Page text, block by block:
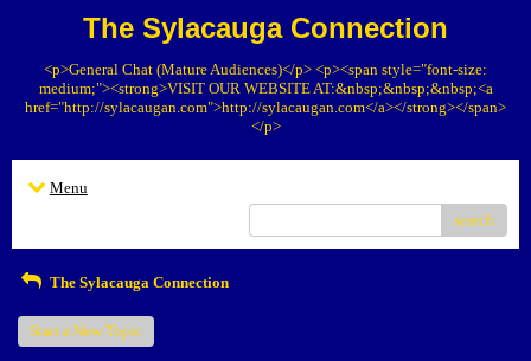
The Sylacauga Connection
<p>General Chat (Mature Audiences)</p> <p><span style="font-size:
medium;"><strong>VISIT OUR WEBSITE AT:&nbsp;&nbsp;&nbsp;<a
href="http://sylacaugan.com">http://sylacaugan.com</a></strong></span>
</p>
Menu
search
The Sylacauga Connection
Start a New Topic